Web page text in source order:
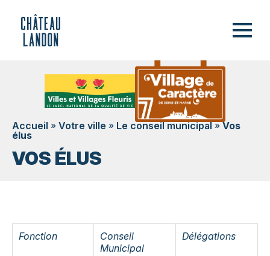
Accueil » Votre ville » Le conseil municipal » Vos
élus
VOS ÉLUS
Fonction
Conseil
Municipal
Délégations